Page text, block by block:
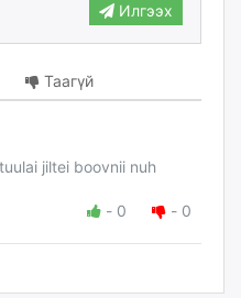
Илгээх
Таагүй
jiltei boovnii nuh
- 0 - 0